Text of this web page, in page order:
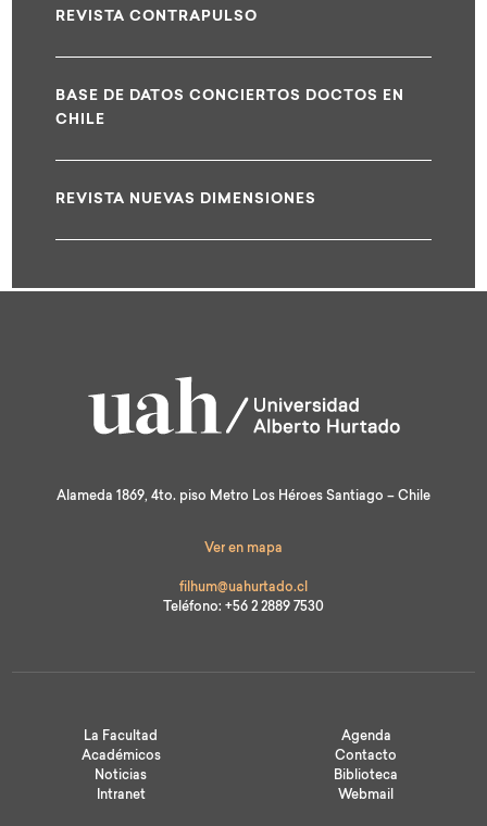
REVISTA CONTRAPULSO
BASE DE DATOS CONCIERTOS DOCTOS EN
CHILE
REVISTA NUEVAS DIMENSIONES
test
Alameda 1869, 4to. piso Metro Los Héroes Santiago – Chile
Ver en mapa
filhum@uahurtado.cl
Teléfono: +56 2 2889 7530
La Facultad
Académicos
Noticias
Intranet
Agenda
Contacto
Biblioteca
Webmail